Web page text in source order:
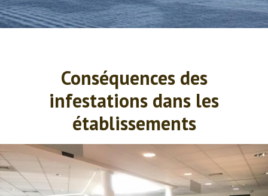
Conséquences des
infestations dans les
établissements